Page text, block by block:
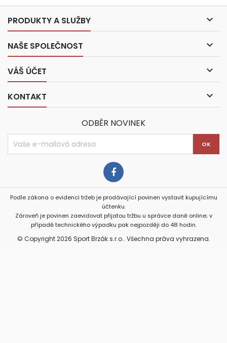
PRODUKTY A SLUŽBY 
NAŠE SPOLEČNOST 
VÁŠ ÚČET 
KONTAKT 
ODBĚR NOVINEK
Podle zákona o evidenci tržeb je prodávající povinen vystavit kupujícímu
účtenku.
Zároveň je povinen zaevidovat přijatou tržbu u správce daně online; v
případě technického výpadku pak nejpozději do 48 hodin.
© Copyright 2026 Sport Brzák s.r.o.. Všechna práva vyhrazena.